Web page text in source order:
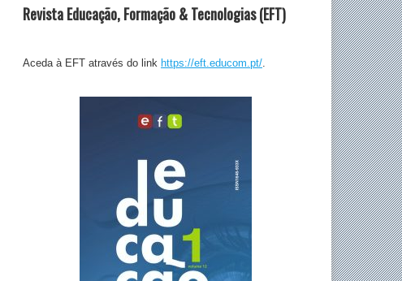
Revista Educação, Formação & Tecnologias (EFT)
Aceda à EFT através do link https://eft.educom.pt/.